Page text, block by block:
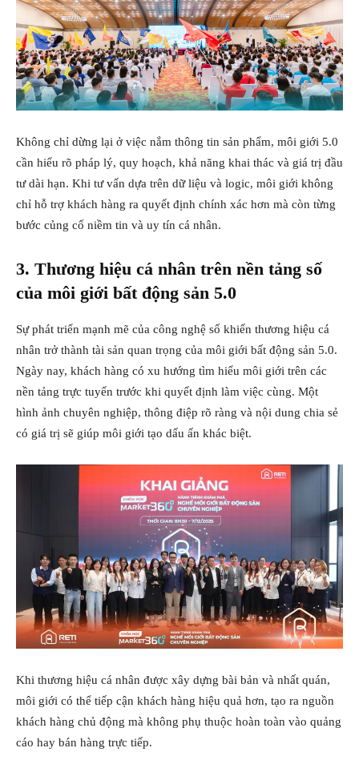
Không chỉ dừng lại ở việc nắm thông tin sản phẩm, môi giới 5.0
cần hiểu rõ pháp lý, quy hoạch, khả năng khai thác và giá trị đầu
tư dài hạn. Khi tư vấn dựa trên dữ liệu và logic, môi giới không
chỉ hỗ trợ khách hàng ra quyết định chính xác hơn mà còn từng
bước củng cố niềm tin và uy tín cá nhân.
3. Thương hiệu cá nhân trên nền tảng số
của môi giới bất động sản 5.0
Sự phát triển mạnh mẽ của công nghệ số khiến thương hiệu cá
nhân trở thành tài sản quan trọng của môi giới bất động sản 5.0.
Ngày nay, khách hàng có xu hướng tìm hiểu môi giới trên các
nền tảng trực tuyến trước khi quyết định làm việc cùng. Một
hình ảnh chuyên nghiệp, thông điệp rõ ràng và nội dung chia sẻ
có giá trị sẽ giúp môi giới tạo dấu ấn khác biệt.
Khi thương hiệu cá nhân được xây dựng bài bản và nhất quán,
môi giới có thể tiếp cận khách hàng hiệu quả hơn, tạo ra nguồn
khách hàng chủ động mà không phụ thuộc hoàn toàn vào quảng
cáo hay bán hàng trực tiếp.